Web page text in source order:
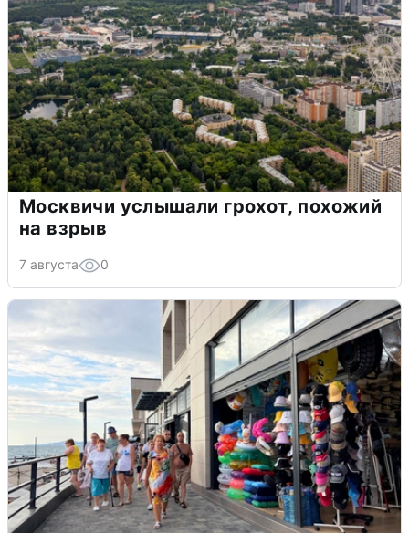
Москвичи услышали грохот, похожий
на взрыв
7 августа 0